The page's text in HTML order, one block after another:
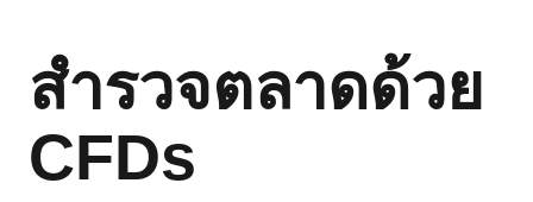
สำรวจตลาดด้วย
CFDs